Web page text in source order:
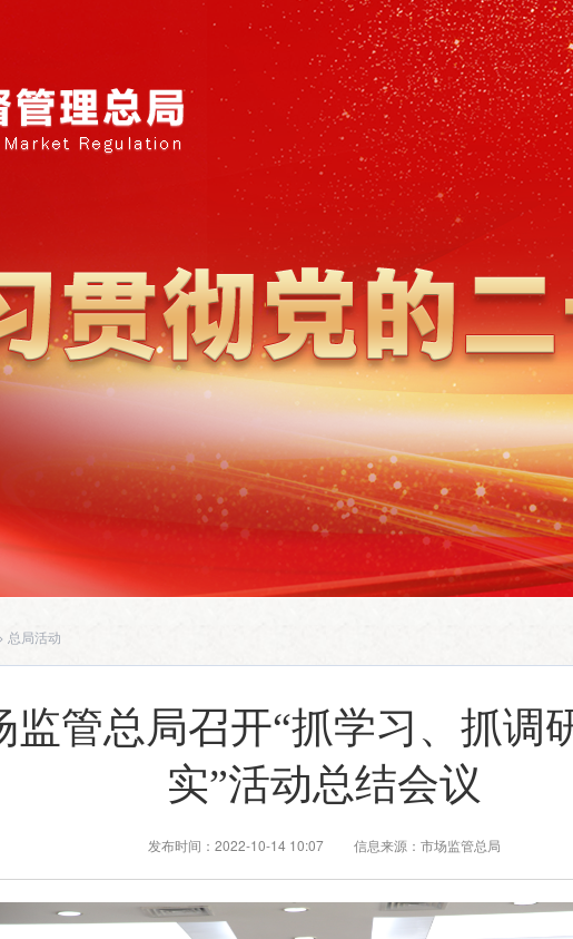
总局活动
监管总局召开“抓学习、抓调
实”活动总结会议
发布时间：2022-10-14 10:07 信息来源：市场监管总局